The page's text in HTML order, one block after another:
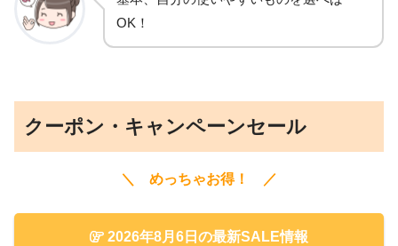
OK！
クーポン・キャンペーンセール
＼ めっちゃお得！ ／
2026年8月6日の最新SALE情報